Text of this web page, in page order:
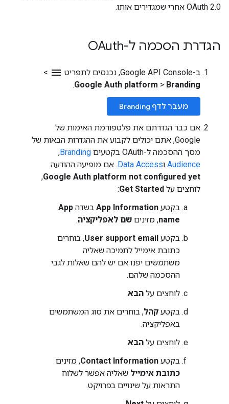
OAuth 2.0 אחרי שמגדירים אותו.
הגדרת הסכמה ל-OAuth
ב-Google API Console, נכנסים לתפריט menu
>
Google Auth platform > Branding
.
מעבר לדף Branding
אם כבר הגדרתם את פלטפורמת האימות של
Google, אתם יכולים לקבוע את ההגדרות הבאות של
מסך ההסכמה ל-OAuth בקטעים
Branding
,‏
Audience וData Access. אם מופיעה ההודעה
Google Auth platform not configured yet
,
לוחצים על Get Started
:
בקטע App Information בשדה App
name, מזינים שם לאפליקציה.
בקטע User support email, בוחרים
כתובת אימייל לתמיכה שאליה
משתמשים יפנו אם יש להם שאלות לגבי
ההסכמה שלהם.
לוחצים על הבא.
בקטע קהל, בוחרים את סוג המשתמשים
באפליקציה.
לוחצים על הבא.
בקטע Contact Information, מזינים
כתובת אימייל שאליה אפשר לשלוח
התראות על שינויים בפרויקט.